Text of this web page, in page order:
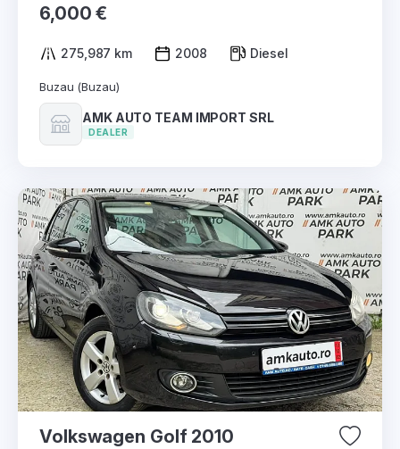
6,000 €
275,987 km 2008 Diesel
Buzau (Buzau)
AMK AUTO TEAM IMPORT SRL
DEALER
Volkswagen Golf 2010